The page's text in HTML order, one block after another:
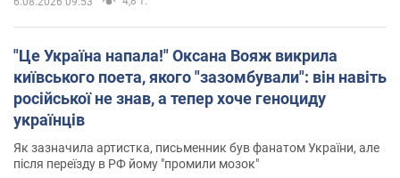
"Це Україна напала!" Оксана Вояж викрила
київського поета, якого "зазомбували": він навіть
російської не знав, а тепер хоче геноциду
українців
Як зазначила артистка, письменник був фанатом України, але
після переїзду в РФ йому "промили мозок"